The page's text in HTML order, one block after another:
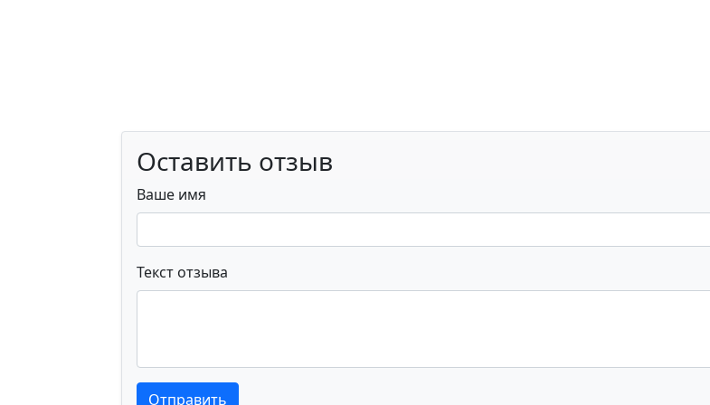
Оставить отзыв
Ваше имя
Текст отзыва
Текст отзыва
Текст отзыва
Отправить